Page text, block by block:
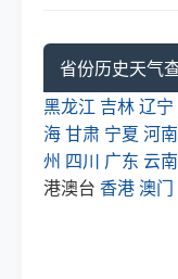
省份历史天气
黑龙江 吉林辽宁
海甘肃 宁夏 河南
州 四川 广东 云南
港澳台 香港澳门